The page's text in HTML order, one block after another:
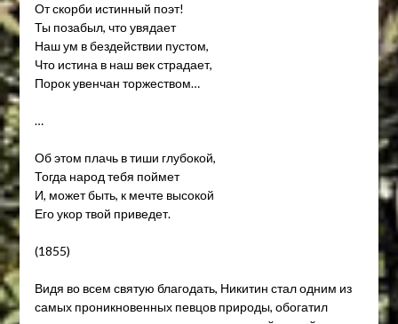
От скорби истинный поэт!
Ты позабыл, что увядает
Наш ум в бездействии пустом,
Что истина в наш век страдает,
Порок увенчан торжеством…
…
Об этом плачь в тиши глубокой,
Тогда народ тебя поймет
И, может быть, к мечте высокой
Его укор твой приведет.
(1855)
Видя во всем святую благодать, Никитин стал одним из
самых проникновенных певцов природы, обогатил